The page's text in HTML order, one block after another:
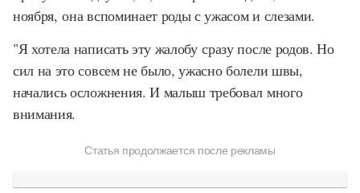
ноября, она вспоминает роды с ужасом и слезами.
"Я хотела написать эту жалобу сразу после родов. Но
сил на это совсем не было, ужасно болели швы,
начались осложнения. И малыш требовал много
внимания.
Статья продолжается после рекламы